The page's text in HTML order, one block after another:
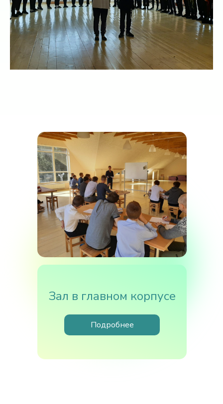
Зал в главном корпусе
Подробнее